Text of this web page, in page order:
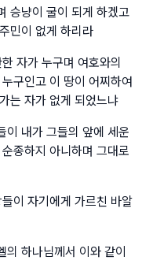
승냥이 굴이 되게 하겠고
민이 없게 하리라
자가 누구며 여호와의
구인고 이 땅이 어찌하여
는 자가 없게 되었느냐
이 내가 그들의 앞에 세운
종하지 아니하며 그대로
이 자기에게 가르친 바알
하나님께서 이와 같이